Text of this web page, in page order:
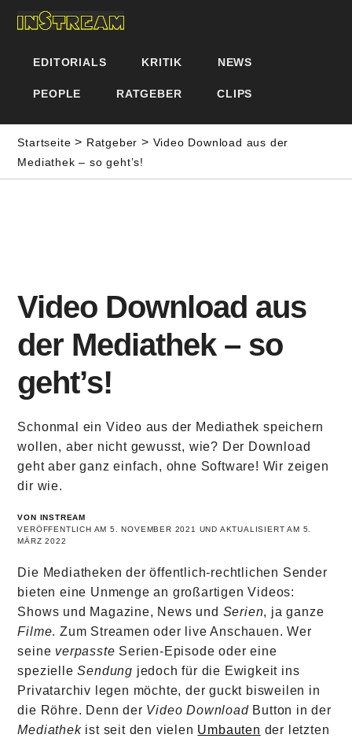
EDITORIALS KRITIK NEWS
PEOPLE RATGEBER CLIPS
Startseite > Ratgeber > Video Download aus der
Mediathek – so geht’s!
Video Download aus
der Mediathek – so
geht’s!
Schonmal ein Video aus der Mediathek speichern
wollen, aber nicht gewusst, wie? Der Download
geht aber ganz einfach, ohne Software! Wir zeigen
dir wie.
VON INSTREAM
VERÖFFENTLICH AM 5. NOVEMBER 2021 UND AKTUALISIERT AM 5.
MÄRZ 2022
Die Mediatheken der öffentlich-rechtlichen Sender
bieten eine Unmenge an großartigen Videos:
Shows und Magazine, News und Serien, ja ganze
Filme. Zum Streamen oder live Anschauen. Wer
seine verpasste Serien-Episode oder eine
spezielleSendung jedoch für die Ewigkeit ins
Privatarchiv legen möchte, der guckt bisweilen in
die Röhre. Denn der Video DownloadButton in der
Mediathekist seit den vielen Umbauten der letzten